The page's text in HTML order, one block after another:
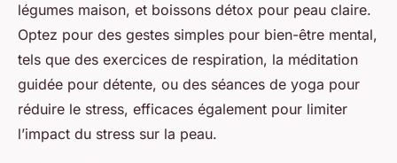
légumes maison, et boissons détox pour peau claire.
Optez pour des gestes simples pour bien-être mental,
tels que des exercices de respiration, la méditation
guidée pour détente, ou des séances de yoga pour
réduire le stress, efficaces également pour limiter
l’impact du stress sur la peau.